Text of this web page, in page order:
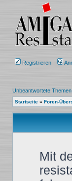
Registrieren
Unbeantwortete Themen
Startseite » Foren-
Mit